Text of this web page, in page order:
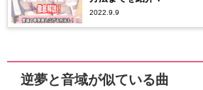
2022.9.9
逆夢と音域が似ている曲